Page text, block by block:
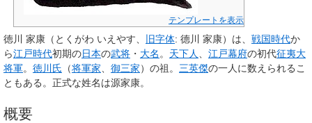
テンプレートを表示
徳川 家康 （とくがわ いえやす、 旧字体: 德川 家康）は、 戦国時代か
ら江戸時代初期の日本の武将 ・ 大名 。 天下人 江戸幕府の初代征夷大
将軍。 徳川氏 （将軍家 御三家）の祖。 三英傑の一人に数えられるこ
ともある。正式な姓名は源家康。
概要